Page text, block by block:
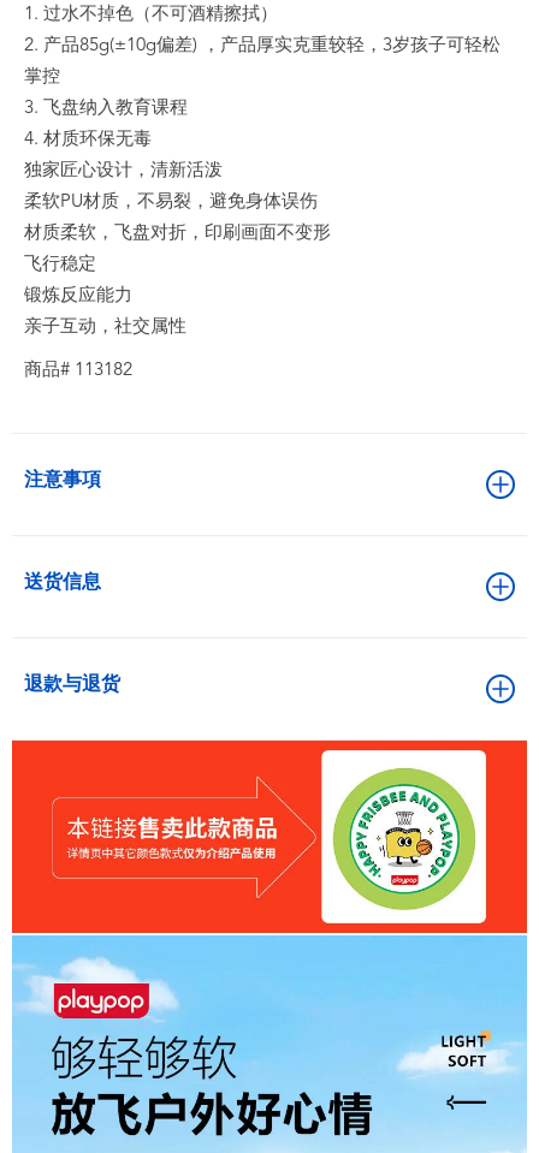
玩具促销
玩具清货
1. 过水不掉色（不可酒精擦拭）
2. 产品85g(±10g偏差) ，产品厚实克重较轻，3岁孩子可轻松
掌控
3. 飞盘纳入教育课程
4. 材质环保无毒
独家匠心设计，清新活泼
柔软PU材质，不易裂，避免身体误伤
材质柔软，飞盘对折，印刷画面不变形
飞行稳定
锻炼反应能力
亲子互动，社交属性
商品# 113182
注意事項
送货信息
退款与退货